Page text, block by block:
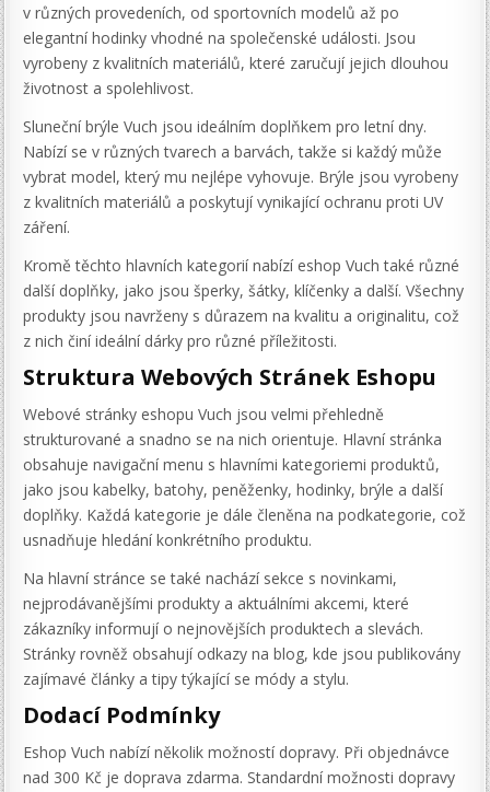
v různých provedeních, od sportovních modelů až po
elegantní hodinky vhodné na společenské události. Jsou
vyrobeny z kvalitních materiálů, které zaručují jejich dlouhou
životnost a spolehlivost.
Sluneční brýle Vuch jsou ideálním doplňkem pro letní dny.
Nabízí se v různých tvarech a barvách, takže si každý může
vybrat model, který mu nejlépe vyhovuje. Brýle jsou vyrobeny
z kvalitních materiálů a poskytují vynikající ochranu proti UV
záření.
Kromě těchto hlavních kategorií nabízí eshop Vuch také různé
další doplňky, jako jsou šperky, šátky, klíčenky a další. Všechny
produkty jsou navrženy s důrazem na kvalitu a originalitu, což
z nich činí ideální dárky pro různé příležitosti.
Struktura Webových Stránek Eshopu
Webové stránky eshopu Vuch jsou velmi přehledně
strukturované a snadno se na nich orientuje. Hlavní stránka
obsahuje navigační menu s hlavními kategoriemi produktů,
jako jsou kabelky, batohy, peněženky, hodinky, brýle a další
doplňky. Každá kategorie je dále členěna na podkategorie, což
usnadňuje hledání konkrétního produktu.
Na hlavní stránce se také nachází sekce s novinkami,
nejprodávanějšími produkty a aktuálními akcemi, které
zákazníky informují o nejnovějších produktech a slevách.
Stránky rovněž obsahují odkazy na blog, kde jsou publikovány
zajímavé články a tipy týkající se módy a stylu.
Dodací Podmínky
Eshop Vuch nabízí několik možností dopravy. Při objednávce
nad 300 Kč je doprava zdarma. Standardní možnosti dopravy